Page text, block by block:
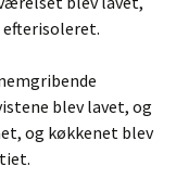
efterisoleret.
blev lavet, og
og køkkenet blev